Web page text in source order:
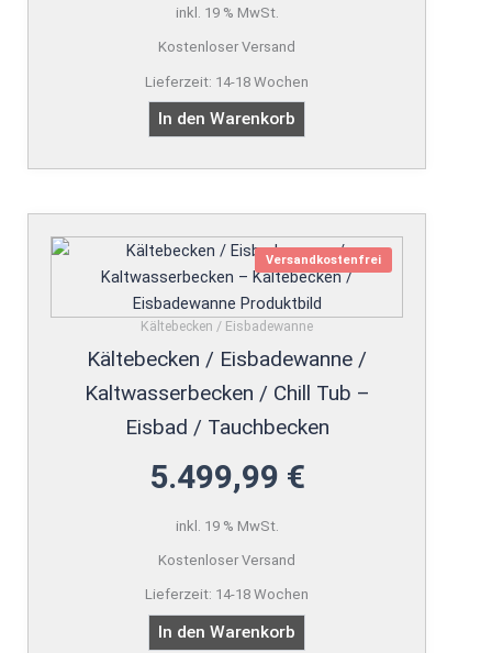
inkl. 19 % MwSt.
Kostenloser Versand
Lieferzeit: 14-18 Wochen
In den Warenkorb
Versandkostenfrei
Kältebecken / Eisbadewanne
Kältebecken / Eisbadewanne /
Kaltwasserbecken / Chill Tub –
Eisbad / Tauchbecken
5.499,99 €
inkl. 19 % MwSt.
Kostenloser Versand
Lieferzeit: 14-18 Wochen
In den Warenkorb